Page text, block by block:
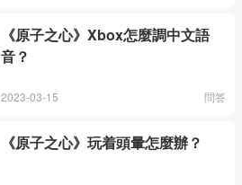
《原子之心》Xbox怎麼調中文語
音？
2023-03-15 問答
《原子之心》玩着頭暈怎麼辦？